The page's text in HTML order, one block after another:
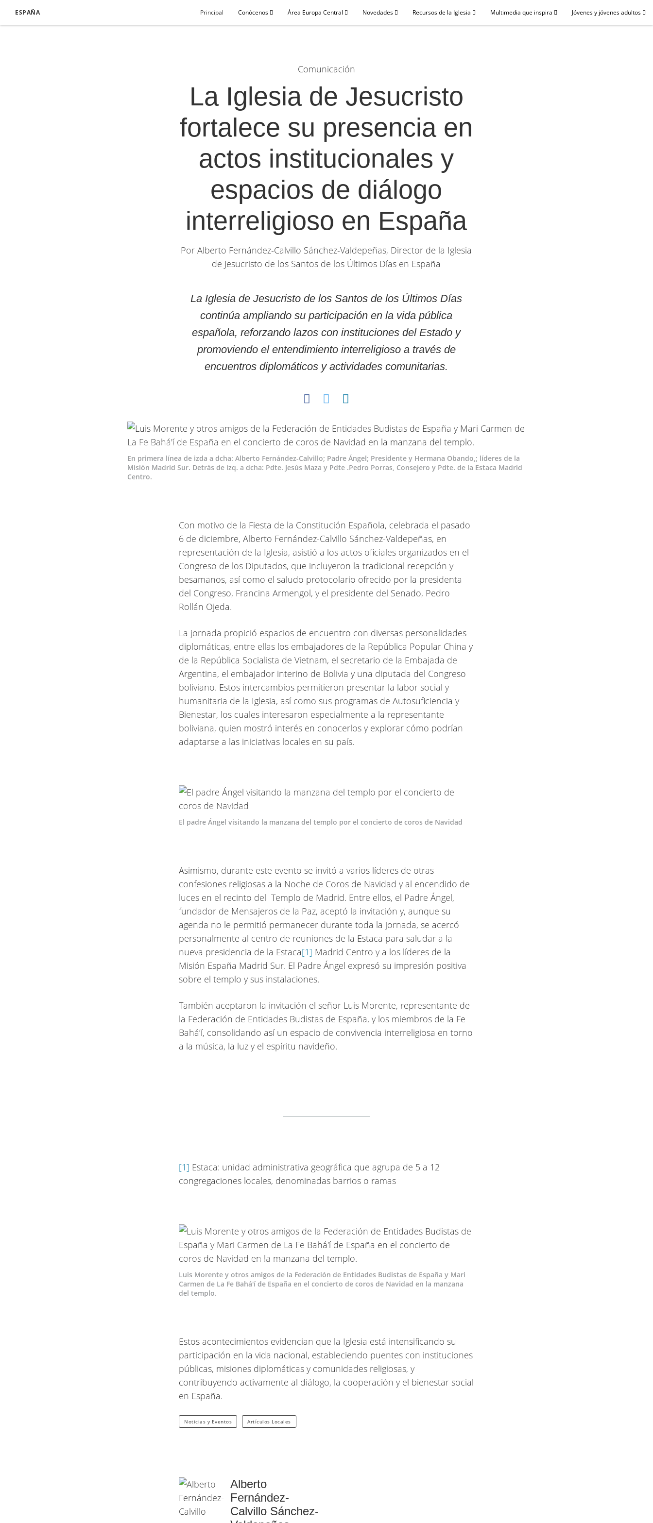
ESPAÑA Principal Conócenos Área Europa Central Novedades Recursos de la Iglesia Multimedia que inspira Jóvenes y jóvenes adultos
Comunicación
La Iglesia de Jesucristo
fortalece su presencia en
actos institucionales y
espacios de diálogo
interreligioso en España
Por Alberto Fernández-Calvillo Sánchez-Valdepeñas, Director de la Iglesia
de Jesucristo de los Santos de los Últimos Días en España
La Iglesia de Jesucristo de los Santos de los Últimos Días
continúa ampliando su participación en la vida pública
española, reforzando lazos con instituciones del Estado y
promoviendo el entendimiento interreligioso a través de
encuentros diplomáticos y actividades comunitarias.
Alberto Fernández-Calvillo Sánchez-Valdepeñas
En primera línea de izda a dcha: Alberto Fernández-Calvillo; Padre Ángel; Presidente y Hermana Obando,; líderes de la
Misión Madrid Sur. Detrás de izq. a dcha: Pdte. Jesús Maza y Pdte .Pedro Porras, Consejero y Pdte. de la Estaca Madrid
Centro.
Con motivo de la Fiesta de la Constitución Española, celebrada el pasado
6 de diciembre, Alberto Fernández-Calvillo Sánchez-Valdepeñas, en
representación de la Iglesia, asistió a los actos oficiales organizados en el
Congreso de los Diputados, que incluyeron la tradicional recepción y
besamanos, así como el saludo protocolario ofrecido por la presidenta
del Congreso, Francina Armengol, y el presidente del Senado, Pedro
Rollán Ojeda.
La jornada propició espacios de encuentro con diversas personalidades
diplomáticas, entre ellas los embajadores de la República Popular China y
de la República Socialista de Vietnam, el secretario de la Embajada de
Argentina, el embajador interino de Bolivia y una diputada del Congreso
boliviano. Estos intercambios permitieron presentar la labor social y
humanitaria de la Iglesia, así como sus programas de Autosuficiencia y
Bienestar, los cuales interesaron especialmente a la representante
boliviana, quien mostró interés en conocerlos y explorar cómo podrían
adaptarse a las iniciativas locales en su país.
Alberto Fernández-Calvillo Sánchez-Valdepeñas
El padre Ángel visitando la manzana del templo por el concierto de coros de Navidad
Asimismo, durante este evento se invitó a varios líderes de otras
confesiones religiosas a la Noche de Coros de Navidad y al encendido de
luces en el recinto del Templo de Madrid. Entre ellos, el Padre Ángel,
fundador de Mensajeros de la Paz, aceptó la invitación y, aunque su
agenda no le permitió permanecer durante toda la jornada, se acercó
personalmente al centro de reuniones de la Estaca para saludar a la
nueva presidencia de la Estaca[1] Madrid Centro y a los líderes de la
Misión España Madrid Sur. El Padre Ángel expresó su impresión positiva
sobre el templo y sus instalaciones.
También aceptaron la invitación el señor Luis Morente, representante de
la Federación de Entidades Budistas de España, y los miembros de la Fe
Bahá’í, consolidando así un espacio de convivencia interreligiosa en torno
a la música, la luz y el espíritu navideño.
[1] Estaca: unidad administrativa geográfica que agrupa de 5 a 12
congregaciones locales, denominadas barrios o ramas
Alberto Fernández-Calvillo Sánchez-Valdepeñas
Luis Morente y otros amigos de la Federación de Entidades Budistas de España y Mari
Carmen de La Fe Bahá'í de España en el concierto de coros de Navidad en la manzana
del templo.
Estos acontecimientos evidencian que la Iglesia está intensificando su
participación en la vida nacional, estableciendo puentes con instituciones
públicas, misiones diplomáticas y comunidades religiosas, y
contribuyendo activamente al diálogo, la cooperación y el bienestar social
en España.
Noticias y Eventos Artículos Locales
Alberto
Fernández-
Calvillo Sánchez-